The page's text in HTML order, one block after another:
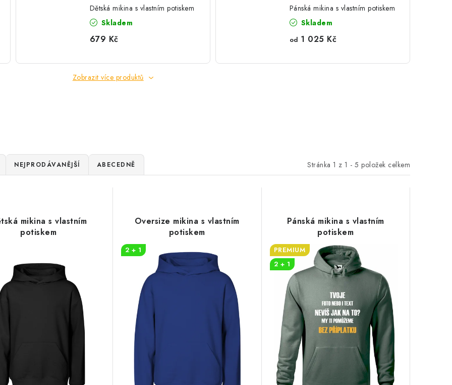
Dětská mikina s vlastním potiskem
Skladem
679 Kč
Pánská mikina s vlastním potiskem
Skladem
od 1 025 Kč
Zobrazit více produktů
Stránka 1 z 1 - 5 položek celkem
NEJPRODÁVANĚJŠÍ ABECEDNĚ
mikina s vlastním
potiskem
Oversize mikina s vlastním
potiskem
2 + 1
Pánská mikina s vlastním
potiskem
PREMIUM
2 + 1